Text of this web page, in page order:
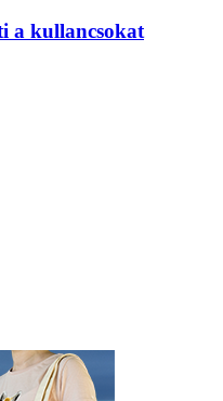
a kullancsokat